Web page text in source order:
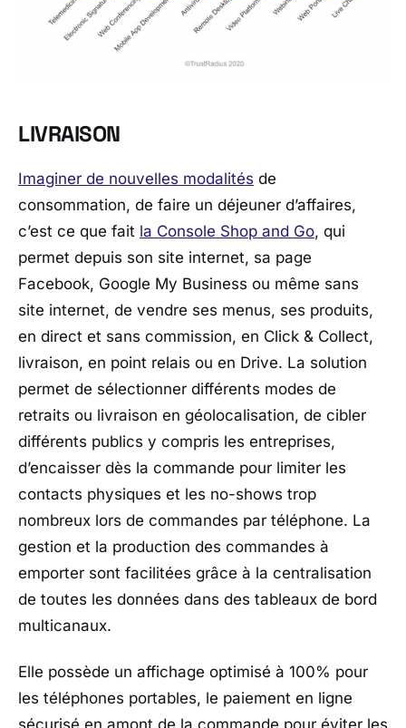
LIVRAISON
Imaginer de nouvelles modalités de
consommation, de faire un déjeuner d’affaires,
c’est ce que fait la Console Shop and Go, qui
permet depuis son site internet, sa page
Facebook, Google My Business ou même sans
site internet, de vendre ses menus, ses produits,
en direct et sans commission, en Click & Collect,
livraison, en point relais ou en Drive. La solution
permet de sélectionner différents modes de
retraits ou livraison en géolocalisation, de cibler
différents publics y compris les entreprises,
d’encaisser dès la commande pour limiter les
contacts physiques et les no-shows trop
nombreux lors de commandes par téléphone. La
gestion et la production des commandes à
emporter sont facilitées grâce à la centralisation
de toutes les données dans des tableaux de bord
multicanaux.
Elle possède un affichage optimisé à 100% pour
les téléphones portables, le paiement en ligne